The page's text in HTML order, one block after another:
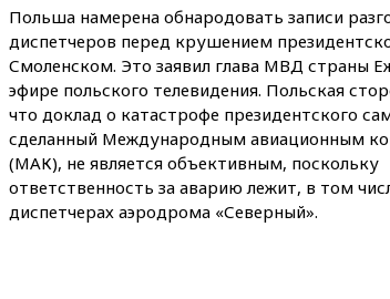
Польша намерена обнародовать записи
диспетчеров перед крушением
Смоленском. Это заявил глава МВД страны
эфире польского телевидения. Польская
что доклад о катастрофе президентского
сделанный Международным авиационным
(МАК), не является объективным, поскольку
ответственность за аварию лежит, в том
диспетчерах аэродрома «Северный».